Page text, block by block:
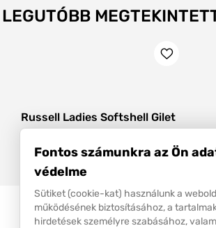
LEGUTÓBB
Russell Ladies Softshell Gilet
Fontos számunkra az Ön
védelme
Sütiket (cookie-kat) használunk a
működésének biztosításához, a
hirdetések személyre szabásához,